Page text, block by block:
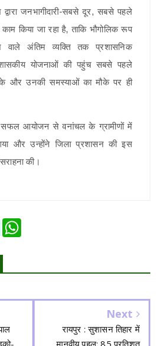
जनभागीदारी-सबसे दूर, सबसे पहले
किया जा रहा है, ताकि भौगोलिक रूप
अंतिम व्यक्ति तक प्रशासनिक
योजनाओं की पहुंच सबसे पहले
और उनकी समस्याओं का मौके पर ही
आयोजन से वनांचल के ग्रामीणों में
और उन्होंने जिला प्रशासन की इस
की।
Telegram
Next
रायपुर : सुशासन तिहार में